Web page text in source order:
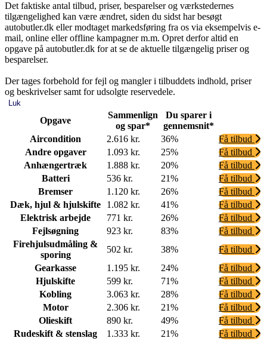
Det faktiske antal tilbud, priser, besparelser og værkstedernes
tilgængelighed kan være ændret, siden du sidst har besøgt
autobutler.dk eller modtaget markedsføring fra os via eksempelvis e-
mail, online eller offline kampagner m.m. Opret derfor altid en
opgave på autobutler.dk for at se de aktuelle tilgængelig priser og
besparelser.
Der tages forbehold for fejl og mangler i tilbuddets indhold, priser
og beskrivelser samt for udsolgte reservedele.
Luk
Opgave
Sammenlign
og spar*
Du sparer i
gennemsnit*
Aircondition
2.616 kr. 36%
Få tilbud
Andre opgaver
1.093 kr. 25%
Få tilbud
Anhængertræk
1.888 kr. 20%
Få tilbud
Batteri
536 kr. 21%
Få tilbud
Bremser
1.120 kr. 26%
Få tilbud
Dæk, hjul & hjulskifte
1.082 kr. 41%
Få tilbud
Elektrisk arbejde
771 kr. 26%
Få tilbud
Fejlsøgning
923 kr. 83%
Få tilbud
Firehjulsudmåling &
sporing
502 kr. 38%
Få tilbud
Gearkasse
1.195 kr. 24%
Få tilbud
Hjulskifte
599 kr. 71%
Få tilbud
Kobling
3.063 kr. 28%
Få tilbud
Motor
2.306 kr. 21%
Få tilbud
Olieskift
890 kr. 49%
Få tilbud
Rudeskift & stenslag
1.333 kr. 21%
Få tilbud